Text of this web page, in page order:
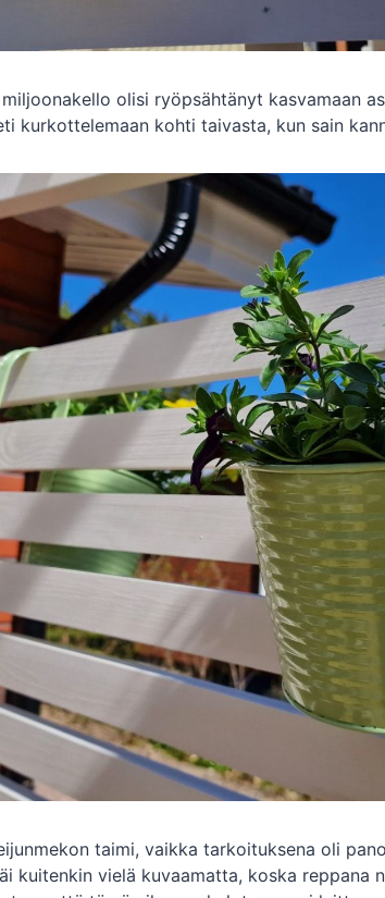
olisi ryöpsähtänyt kasvamaan
kurkottelemaan kohti taivasta, kun sain
taimi, vaikka tarkoituksena oli
kuitenkin vielä kuvaamatta, koska reppana